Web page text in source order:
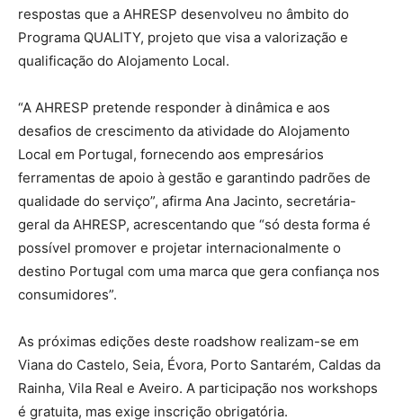
respostas que a AHRESP desenvolveu no âmbito do
Programa QUALITY, projeto que visa a valorização e
qualificação do Alojamento Local.
“A AHRESP pretende responder à dinâmica e aos
desafios de crescimento da atividade do Alojamento
Local em Portugal, fornecendo aos empresários
ferramentas de apoio à gestão e garantindo padrões de
qualidade do serviço”, afirma Ana Jacinto, secretária-
geral da AHRESP, acrescentando que “só desta forma é
possível promover e projetar internacionalmente o
destino Portugal com uma marca que gera confiança nos
consumidores”.
As próximas edições deste roadshow realizam-se em
Viana do Castelo, Seia, Évora, Porto Santarém, Caldas da
Rainha, Vila Real e Aveiro. A participação nos workshops
é gratuita, mas exige inscrição obrigatória.